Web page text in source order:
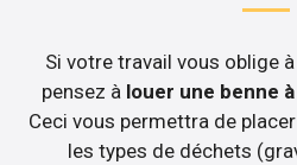
Si votre travail vous oblige
pensez à louer une benne
Ceci vous permettra de
les types de déchets